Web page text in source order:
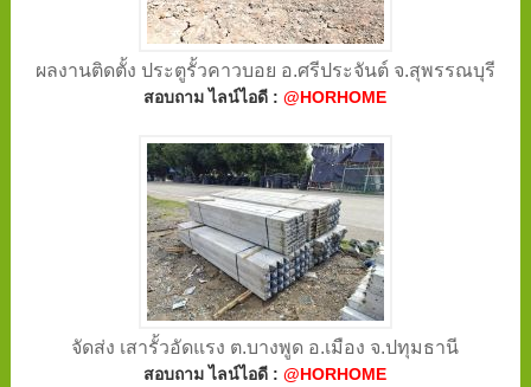
ผลงานติดตั้ง ประตูรั้วคาวบอย อ.ศรีประจันต์ จ.สุพรรณบุรี
สอบถาม ไลน์ไอดี :@HORHOME
จัดส่ง เสารั้วอัดแรง ต.บางพูด อ.เมือง จ.ปทุมธานี
สอบถาม ไลน์ไอดี :@HORHOME